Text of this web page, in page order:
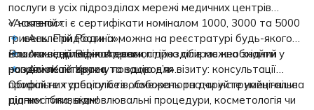
послуги в усіх підрозділах мережі медичних центрів
«Асклепій»:
«Асклепій Родина»;
«Асклепій Відновлення»;
«Асклепій Краса та здоров’я».
У наявності є сертифікати номіналом 1000, 3000 та 5000
гривень. Придбати їх можна на реєстратурі будь-якого
нашого відділення. Адреси підрозділів можна знайти у
розділі «Контакти».
Власник сертифіката самостійно обирає необхідний
напрямок та зручну локацію для візиту: консультації
профільних спеціалістів, лабораторна чи інструментальна
діагностика, відновлювальні процедури, косметологія чи
Обирайте турботу без обмежень та даруйте найцінніше
рідним і близьким!